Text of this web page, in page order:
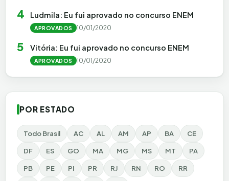
4 Ludmila: Eu fui aprovado no concurso ENEM
APROVADOS 10/01/2020
5 Vitória: Eu fui aprovado no concurso ENEM
APROVADOS 10/01/2020
POR ESTADO
Todo Brasil AC AL AM AP BA CE
DF ES GO MA MG MS MT PA
PB PE PI PR RJ RN RO RR